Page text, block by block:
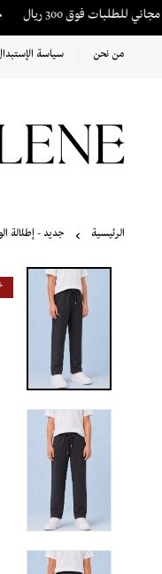
فوق 300 ريال
من نحن سياسة
الرئيسية جديد - إطلالة